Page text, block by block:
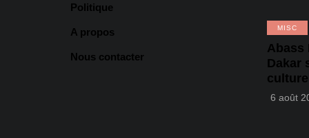
Politique
A propos
Nous contacter
MISC
‎Abass
Dakar
6 août